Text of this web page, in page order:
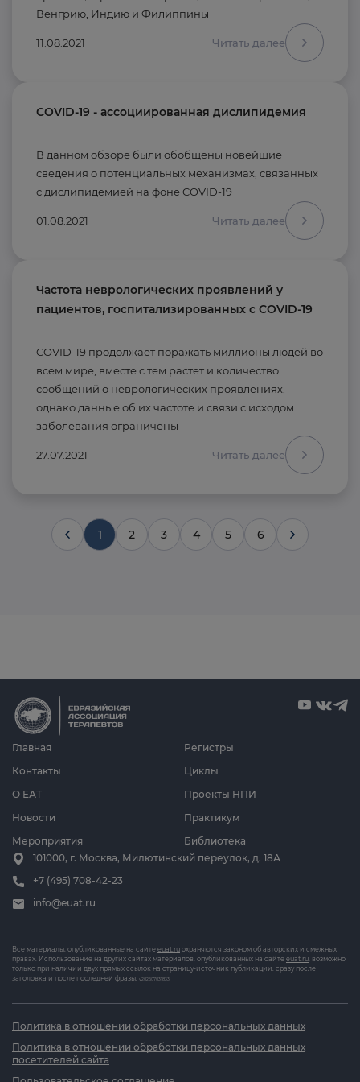
Венгрию, Индию и Филиппины
11.08.2021 Читать далее
COVID-19 - ассоциированная дислипидемия
В данном обзоре были обобщены новейшие
сведения о потенциальных механизмах, связанных
с дислипидемией на фоне COVID-19
01.08.2021 Читать далее
Частота неврологических проявлений у
пациентов, госпитализированных с COVID-19
COVID-19 продолжает поражать миллионы людей во
всем мире, вместе с тем растет и количество
сообщений о неврологических проявлениях,
однако данные об их частоте и связи с исходом
заболевания ограничены
27.07.2021 Читать далее
1 2 3 4 5 6
Главная
О ЕАТ
Новости
Мероприятия
Циклы
Проекты НПИ
Практикум
Библиотека
Регистры
Контакты
101000, г. Москва, Милютинский переулок, д. 18А
+7 (495) 708-42-23
info@euat.ru
Все материалы, опубликованные на сайте euat.ru охраняются законом об авторских и смежных
правах. Использование на других сайтах материалов, опубликованных на сайте euat.ru, возможно
только при наличии двух прямых ссылок на страницу-источник публикации: сразу после
заголовка и после последней фразы. v202607031833
Политика в отношении обработки персональных данных
Политика в отношении обработки персональных данных
посетителей сайта